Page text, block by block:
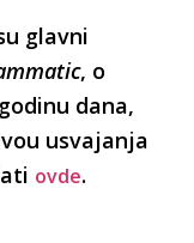
glavni
, o
dana,
usvajanja
ovde.